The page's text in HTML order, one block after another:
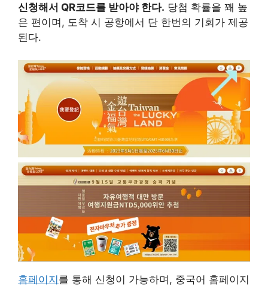
신청해서 QR코드를 받아야 한다. 당첨 확률을 꽤 높
은 편이며, 도착 시 공항에서 단 한번의 기회가 제공
된다.
홈페이지를 통해 신청이 가능하며, 중국어 홈페이지